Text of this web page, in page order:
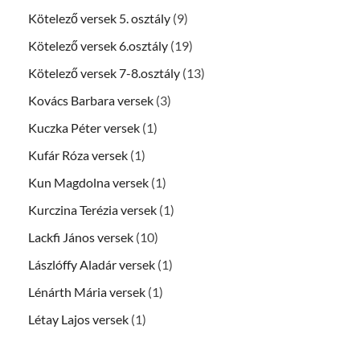
Kötelező versek 5. osztály (9)
Kötelező versek 6.osztály (19)
Kötelező versek 7-8.osztály (13)
Kovács Barbara versek (3)
Kuczka Péter versek (1)
Kufár Róza versek (1)
Kun Magdolna versek (1)
Kurczina Terézia versek (1)
Lackfi János versek (10)
Lászlóffy Aladár versek (1)
Lénárth Mária versek (1)
Létay Lajos versek (1)